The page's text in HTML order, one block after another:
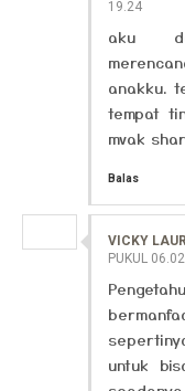
19.24
aku
anakku.
tempat
mvak
Balas
VICKY
PUKUL 06.02
untuk